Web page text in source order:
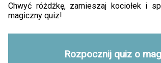
Chwyć różdżkę, zamieszaj kociołek i
magiczny quiz!
Rozpocznij quiz o